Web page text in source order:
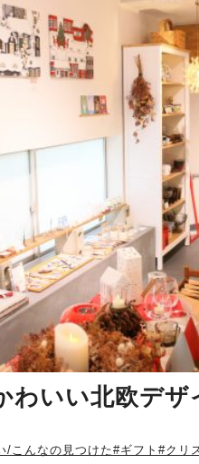
わいい北欧デ
/こんなの見つけた#ギフト #クリ